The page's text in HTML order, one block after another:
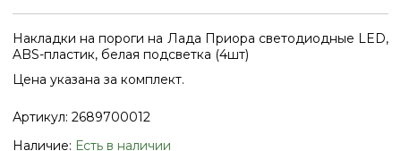
Накладки на пороги на Лада Приора светодиодные LED,
ABS-пластик, белая подсветка (4шт)
Цена указана за комплект.
Артикул: 2689700012
Наличие: Есть в наличии